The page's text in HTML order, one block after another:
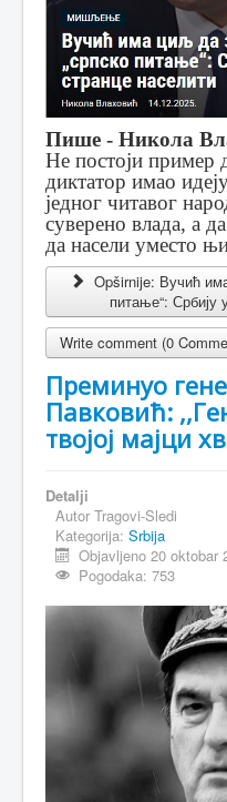
Пише - Никола
Не постоји пример
диктатор имао
једног читавог
суверено влада, а
да насели уместо
Opširnije: Вучић
питање“: Србију
Write comment (0
Преминуо
Павковић:
твојој мајци
Detalji
Autor Tragovi-Sledi
Kategorija: Srbija
Objavljeno 20 oktobar
Pogodaka: 753